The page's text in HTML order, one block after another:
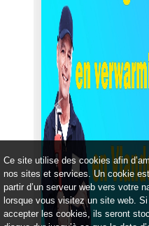
Précédent
Ce site utilise des cookies afin
nos sites et services. Un cookie
partir d’un serveur web vers votre
lorsque vous visitez un site web.
accepter les cookies, ils seront